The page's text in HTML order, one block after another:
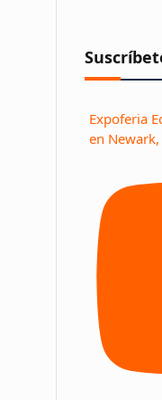
Expoferia
en Newark,